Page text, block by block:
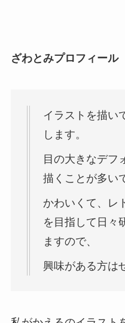
ざわとみプロフィール
イラストを描い
します。
目の大きなデフ
描くことが多い
かわいくて、レ
を目指して日々
ますので、
興味がある方は